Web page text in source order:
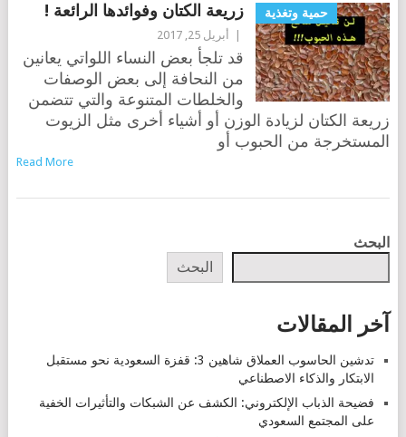
حمية وتغذية زريعة الكتان وفوائدها الرائعة !
أبريل 25, 2017
قد تلجأ بعض النساء اللواتي يعانين
من النحافة إلى بعض الوصفات
والخلطات المتنوعة والتي تتضمن
زريعة الكتان لزيادة الوزن أو أشياء أخرى مثل الزيوت
المستخرجة من الحبوب أو
Read More
POSTS
البحث
البحث
آخر المقالات
تدشين الحاسوب العملاق شاهين 3: قفزة السعودية نحو مستقبل
الابتكار والذكاء الاصطناعي
فضيحة الذباب الإلكتروني: الكشف عن الشبكات والتأثيرات الخفية
على المجتمع السعودي